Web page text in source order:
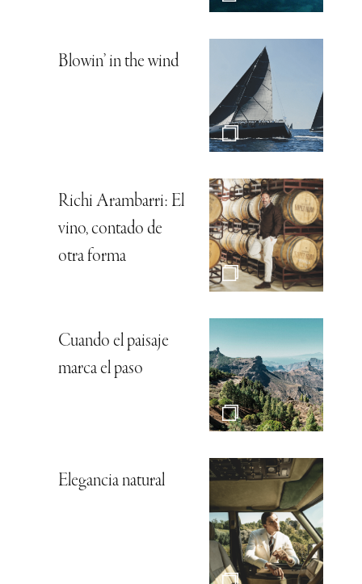
Blowin’ in the wind
Richi Arambarri: El
vino, contado de
otra forma
Cuando el paisaje
marca el paso
Elegancia natural